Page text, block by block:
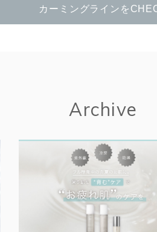
カーミングラインを
Archive